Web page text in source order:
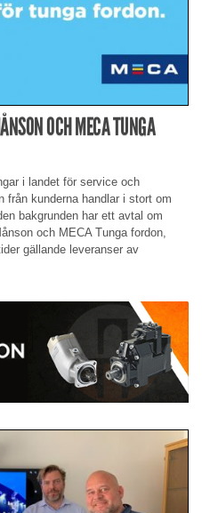
OCH MECA TUNGA
i landet för service och
från kunderna handlar i stort om
bakgrunden har ett avtal om
och MECA Tunga fordon,
gällande leveranser av